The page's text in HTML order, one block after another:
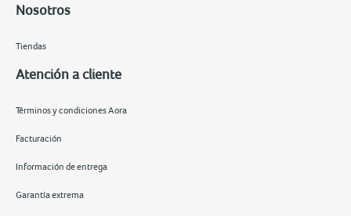
Nosotros
Tiendas
Atención a cliente
Términos y condiciones Aora
Facturación
Información de entrega
Garantía extrema